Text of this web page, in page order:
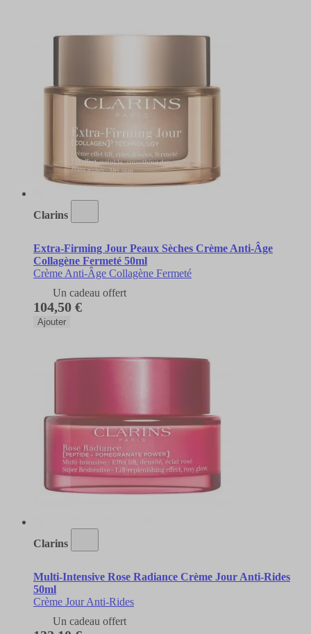
Clarins
Extra-Firming Jour Peaux Sèches Crème Anti-Âge
Collagène Fermeté 50ml
Crème Anti-Âge Collagène Fermeté
Un cadeau offert
104,50 €
Ajouter
Clarins
Multi-Intensive Rose Radiance Crème Jour Anti-Rides
50ml
Crème Jour Anti-Rides
Un cadeau offert